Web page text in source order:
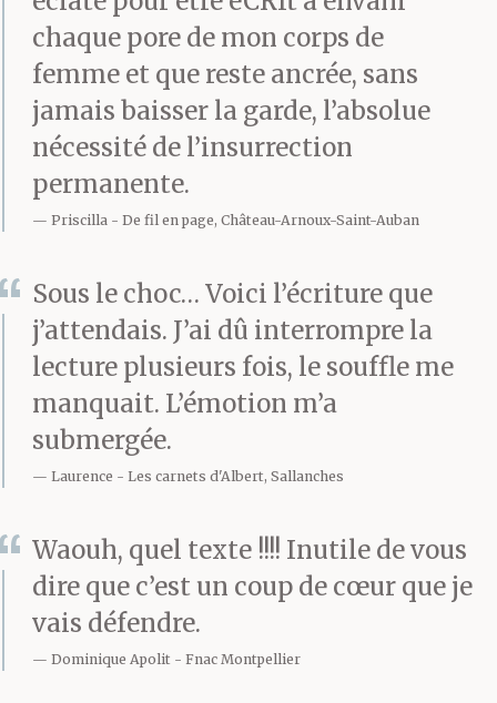
chaque pore de mon corps de
femme et que reste ancrée, sans
jamais baisser la garde, l’absolue
nécessité de l’insurrection
permanente.
Priscilla De fil en page, Château-Arnoux-Saint-Auban
Sous le choc… Voici l’écriture que
j’attendais. J’ai dû interrompre la
lecture plusieurs fois, le souffle me
manquait. L’émotion m’a
submergée.
Laurence Les carnets d'Albert, Sallanches
Waouh, quel texte !!!! Inutile de vous
dire que c’est un coup de cœur que je
vais défendre.
Dominique Apolit Fnac Montpellier